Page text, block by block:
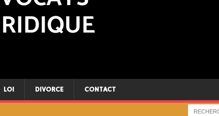
LOI DIVORCE CONTACT